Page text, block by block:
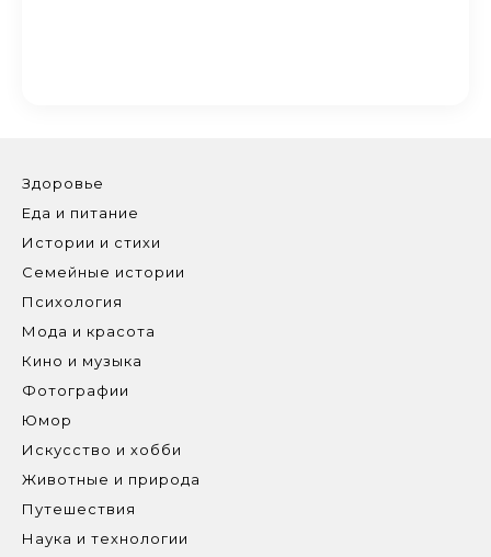
Здоровье
Еда и питание
Истории и стихи
Семейные истории
Психология
Мода и красота
Кино и музыка
Фотографии
Юмор
Искусство и хобби
Животные и природа
Путешествия
Наука и технологии